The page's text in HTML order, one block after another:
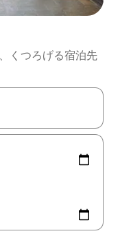
くつろげる宿泊先
ーを使って移動するか